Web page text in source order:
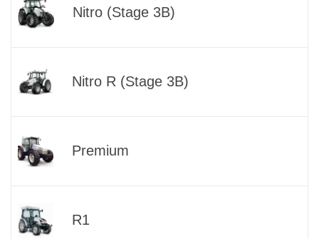
Nitro (Stage 3B)
Nitro R (Stage 3B)
Premium
R1